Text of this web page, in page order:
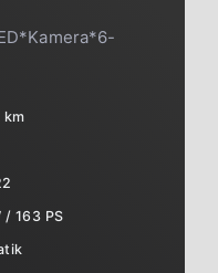
km
/ 163 PS